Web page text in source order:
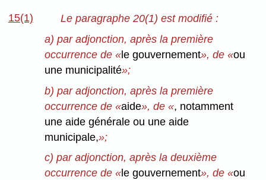
15(1)
Le paragraphe 20(1) est modifié :
a) par adjonction, après la première
occurrence de «le gouvernement», de «ou
une municipalité»;
b) par adjonction, après la première
occurrence de «aide», de «, notamment
une aide générale ou une aide
municipale,»;
c) par adjonction, après la deuxième
occurrence de « le gouvernement», de «ou